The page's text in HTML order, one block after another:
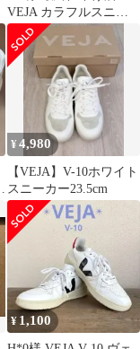
VEJA カラフルスニー
カー キッズ
¥4,980
【VEJA】V-10ホワイト
スニーカー23.5cm
¥ 1,100